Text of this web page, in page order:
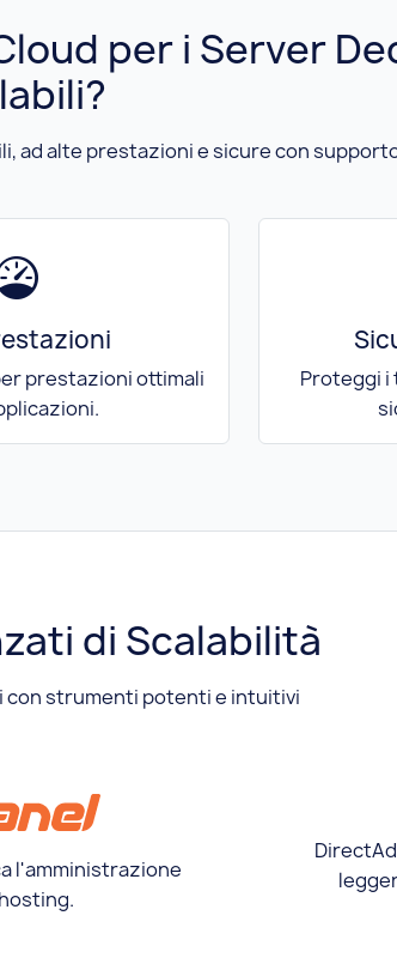
per i Server
ad alte prestazioni e sicure con
prestazioni ottimali
Proteggi i
di Scalabilità
con strumenti potenti e intuitivi
l'amministrazione